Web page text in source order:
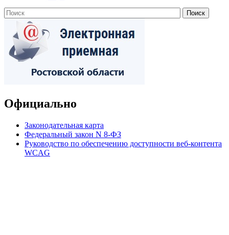
Официально
Законодательная карта
Федеральный закон N 8-ФЗ
Руководство по обеспечению доступности веб-контента
WCAG